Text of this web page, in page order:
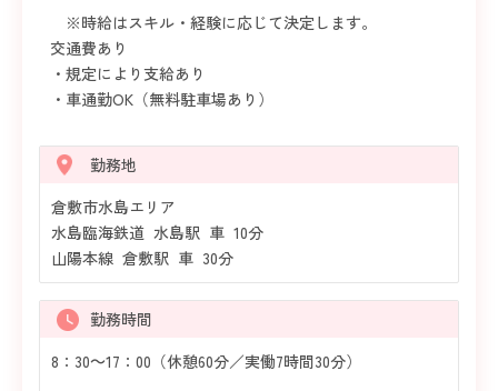
※時給はスキル・経験に応じて決定します。
交通費あり
・規定により支給あり
・車通勤OK（無料駐車場あり）
勤務地
倉敷市水島エリア
水島臨海鉄道 水島駅 車 10分
山陽本線 倉敷駅 車 30分
勤務時間
8：30～17：00（休憩60分／実働7時間30分）